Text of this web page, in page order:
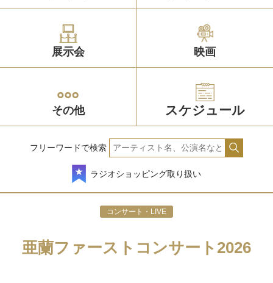
展示会 映画
その他 スケジュール
フリーワードで検索
ラジオショッピング取り扱い
コンサート・LIVE
亜蘭ファーストコンサート2026